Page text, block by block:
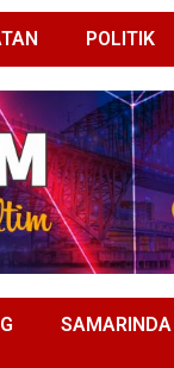
POLITIK
SAMARINDA